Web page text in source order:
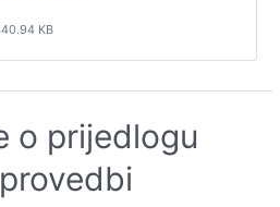
KB
o prijedlogu